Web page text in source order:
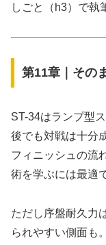
しごと（h3）で執
第11章｜その
ST-34はランプ型
後でも対戦は十分
フィニッシュの流
術を学ぶには最適
ただし序盤耐久力
られやすい側面も